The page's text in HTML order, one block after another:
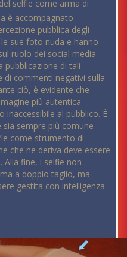
selfie come arma di
è accompagnato
pubblica degli
sue foto nuda e hanno
ruolo dei social media
pubblicazione di tali
di commenti negativi sulla
ciò, è evidente che
più autentica
inaccessibile al pubblico. È
sempre più comune
come strumento di
che ne deriva deve essere
Alla fine, i selfie non
a doppio taglio, ma
gestita con intelligenza